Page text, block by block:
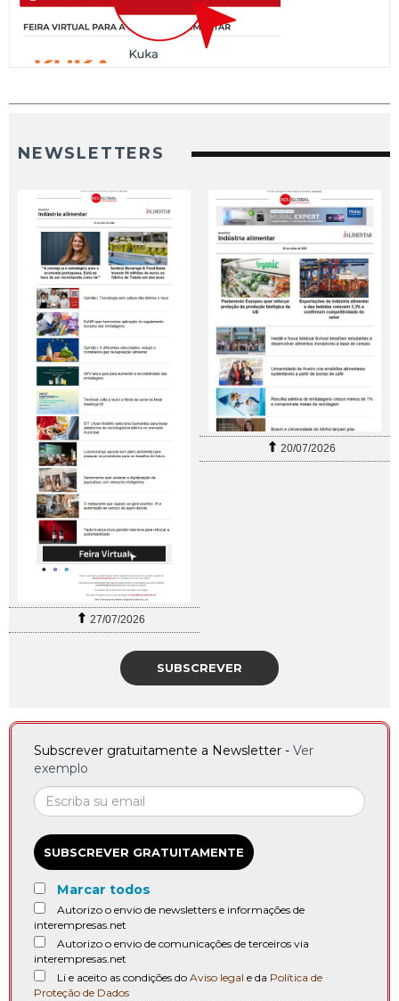
NEWSLETTERS
27/07/2026
20/07/2026
SUBSCREVER
Subscrever gratuitamente a Newsletter - Ver
exemplo
SUBSCREVER GRATUITAMENTE
Marcar todos
Autorizo o envio de newsletters e informações de
interempresas.net
Autorizo o envio de comunicações de terceiros via
interempresas.net
Li e aceito as condições do Aviso legal e da Política de
Proteção de Dados